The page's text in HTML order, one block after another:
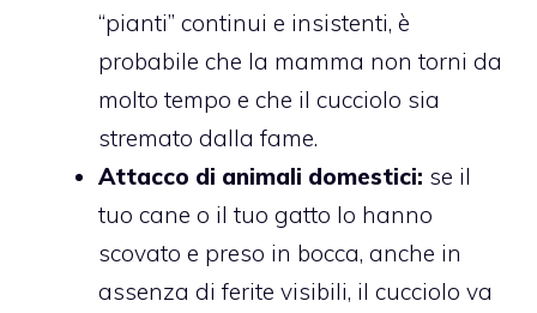
“pianti” continui e insistenti, è
probabile che la mamma non torni da
molto tempo e che il cucciolo sia
stremato dalla fame.
Attacco di animali domestici: se il
tuo cane o il tuo gatto lo hanno
scovato e preso in bocca, anche in
assenza di ferite visibili, il cucciolo va